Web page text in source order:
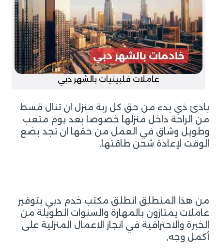
عاملات فلبينيات بالشهر دبي
بادئ ذي بدء من حق كل ربة منزل ان تنال قسط
من الراحة داخل منزلها خصوصاً بعد يوم متعب
وطويل وشاق في العمل من حقها ان تجد بضع
الوقت لإعادة شحن طاقتها,
من هذا المنطلق انطلق مكتب خدم دبي بتوفير
عاملات يمتازون بالمهارة والسنوات الطويلة من
الخبرة والاحترافية في انجاز الاعمال المنزلية على
أكمل وجه,